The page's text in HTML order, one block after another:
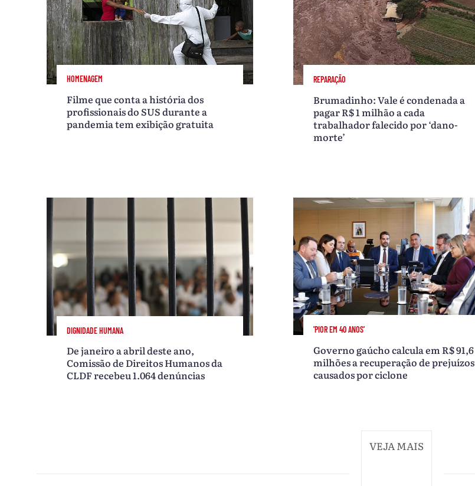
HOMENAGEM
Filme que conta a história dos
profissionais do SUS durante a
pandemia tem exibição gratuita
REPARAÇÃO
Brumadinho: Vale é condenada a
pagar R$ 1 milhão a cada
trabalhador falecido por ‘dano-
morte’
DIGNIDADE HUMANA
De janeiro a abril deste ano,
Comissão de Direitos Humanos da
CLDF recebeu 1.064 denúncias
'PIOR EM 40 ANOS'
Governo gaúcho calcula em R$ 91,6
milhões a recuperação de prejuízos
causados por ciclone
VEJA MAIS